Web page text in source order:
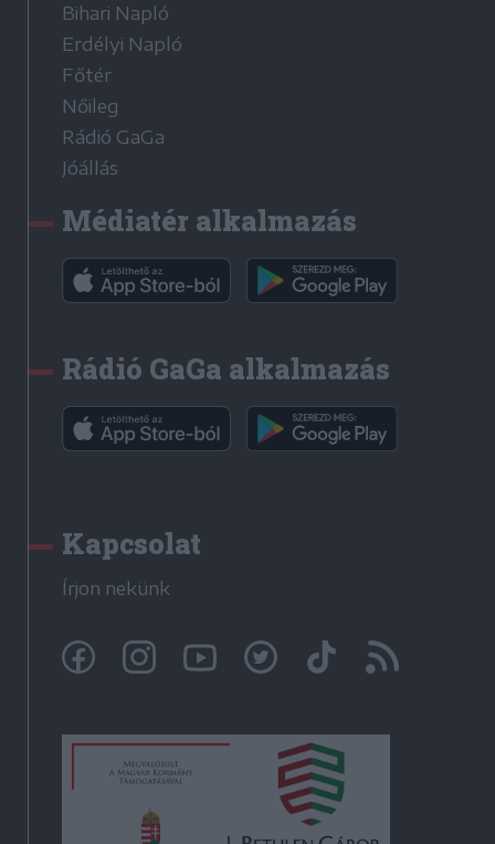
Bihari Napló
Erdélyi Napló
Főtér
Nőileg
Rádió GaGa
Jóállás
Médiatér alkalmazás
Rádió GaGa alkalmazás
Kapcsolat
Írjon nekünk